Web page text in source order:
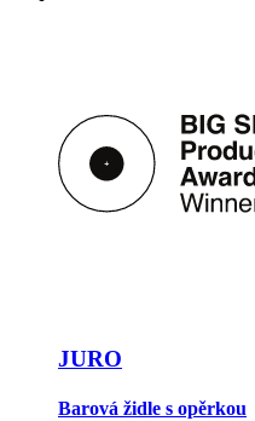
JURO
Barová židle s opěrkou